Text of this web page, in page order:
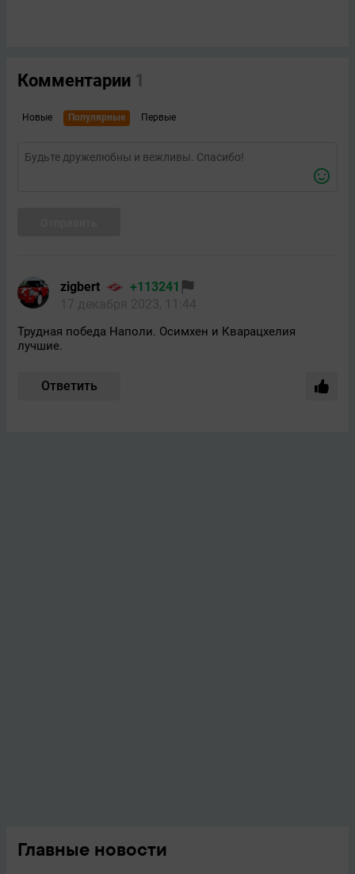
Комментарии 1
Новые Популярные Первые
zigbert
+113241
Трудная победа Наполи. Осимхен и Кварацхелия
лучшие.
Ответить
Главные новости